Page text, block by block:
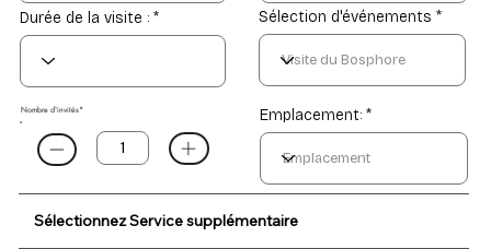
Durée de la visite : Sélection d'événements
Nombre d'invités* Emplacement: *
Sélectionnez Service supplémentaire